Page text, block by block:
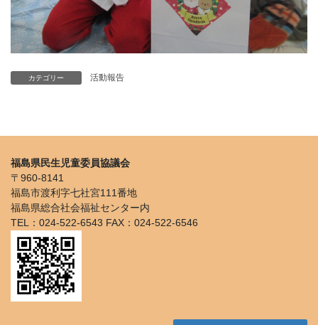
カテゴリー 活動報告
福島県民生児童委員協議会
〒960-8141
福島市渡利字七社宮111番地
福島県総合社会福祉センター内
TEL：024-522-6543 FAX：024-522-6546